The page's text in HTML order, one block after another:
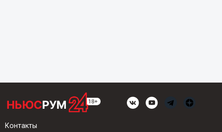
Контакты